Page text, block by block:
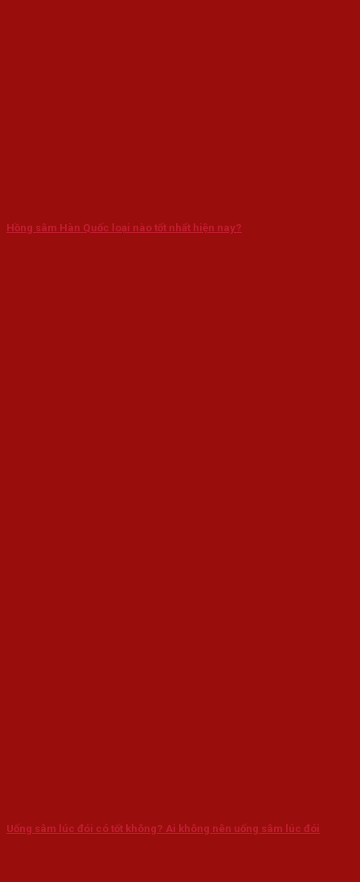
Hồng sâm Hàn Quốc loại nào tốt nhất hiện nay?
Uống sâm lúc đói có tốt không? Ai không nên uống sâm lúc đói